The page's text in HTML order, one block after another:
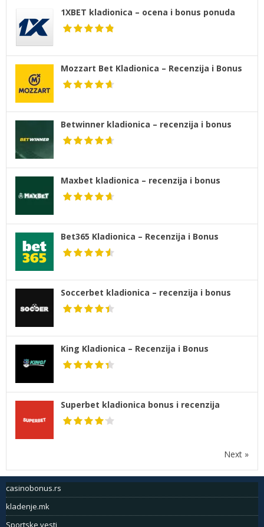
1XBET kladionica – ocena i bonus ponuda
Mozzart Bet Kladionica – Recenzija i Bonus
Betwinner kladionica – recenzija i bonus
Maxbet kladionica – recenzija i bonus
Bet365 Kladionica – Recenzija i Bonus
Soccerbet kladionica – recenzija i bonus
King Kladionica – Recenzija i Bonus
Superbet kladionica bonus i recenzija
Next »
casinobonus.rs
kladenje.mk
Sportske vesti